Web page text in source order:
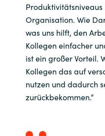
Organisation. Wie
was uns hilft, den
Kollegen einfacher
ist ein großer Vorteil.
Kollegen das auf
nutzen und dadurch
zurückbekommen.“